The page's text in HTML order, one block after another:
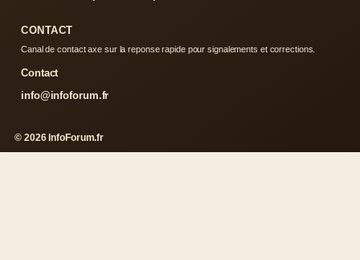
CONTACT
Canal de contact axe sur la reponse rapide pour signalements et corrections.
Contact
info@infoforum.fr
© 2026 InfoForum.fr